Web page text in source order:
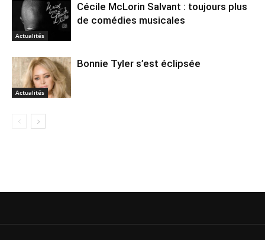
Actualités
Cécile McLorin Salvant : toujours plus
de comédies musicales
Actualités
Bonnie Tyler s’est éclipsée